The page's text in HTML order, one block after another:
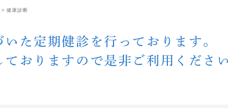
健康診断
た定期健診を行っております。
おりますので是非ご利用ください